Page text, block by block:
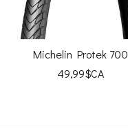
Michelin Protek 700
49,99$CA